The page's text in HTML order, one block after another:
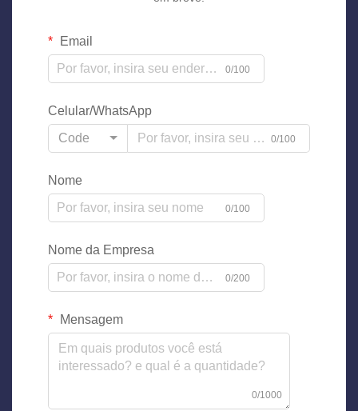
Email
0/100
Celular/WhatsApp
Code
0/100
Nome
0/100
Nome da Empresa
0/200
Mensagem
0/1000